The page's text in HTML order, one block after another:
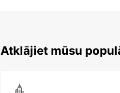
Atklājiet mūsu